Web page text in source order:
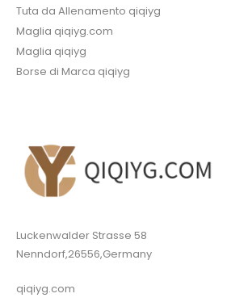
Tuta da Allenamento qiqiyg
Maglia qiqiyg.com
Maglia qiqiyg
Borse di Marca qiqiyg
Luckenwalder Strasse 58
Nenndorf,26556,Germany
qiqiyg.com